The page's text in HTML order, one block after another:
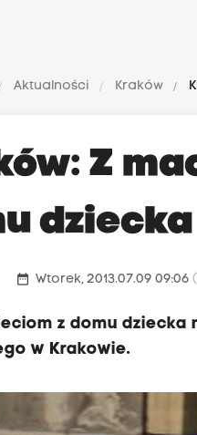
Aktualności Kraków
Z
dziecka
date_range Wtorek, 2013.07.09 09:06
z domu dziecka
w Krakowie.